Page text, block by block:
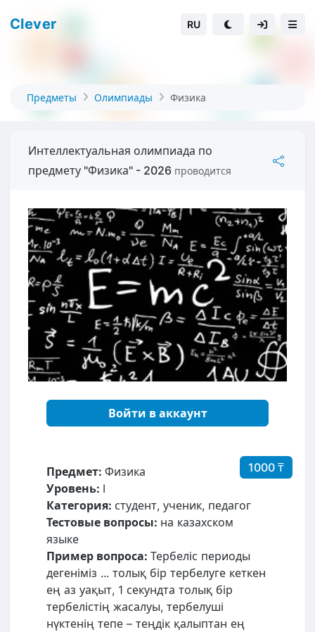
Clever RU
Предметы Олимпиады Физика
Интеллектуальная олимпиада по
предмету "Физика" - 2026 проводится
Войти в аккаунт
1000 ₸
Предмет: Физика
Уровень: I
Категория: студент, ученик, педагог
Тестовые вопросы: на казахском
языке
Пример вопроса: Тербеліс периоды
дегеніміз ... толық бір тербелуге кеткен
ең аз уақыт, 1 секундта толық бір
тербелістің жасалуы, тербелуші
нүктенің тепе – теңдік қалыптан ең